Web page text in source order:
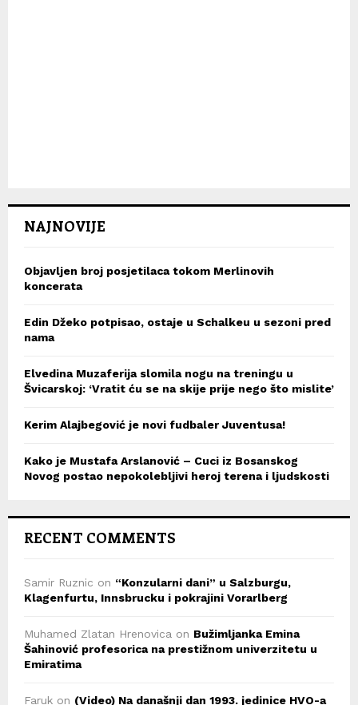
NAJNOVIJE
Objavljen broj posjetilaca tokom Merlinovih
koncerata
Edin Džeko potpisao, ostaje u Schalkeu u sezoni pred
nama
Elvedina Muzaferija slomila nogu na treningu u
Švicarskoj: ‘Vratit ću se na skije prije nego što mislite’
Kerim Alajbegović je novi fudbaler Juventusa!
Kako je Mustafa Arslanović – Cuci iz Bosanskog
Novog postao nepokolebljivi heroj terena i ljudskosti
RECENT COMMENTS
Samir Ruznic on “Konzularni dani” u Salzburgu,
Klagenfurtu, Innsbrucku i pokrajini Vorarlberg
Muhamed Zlatan Hrenovica on Bužimljanka Emina
Šahinović profesorica na prestižnom univerzitetu u
Emiratima
Faruk on (Video) Na današnji dan 1993. jedinice HVO-a